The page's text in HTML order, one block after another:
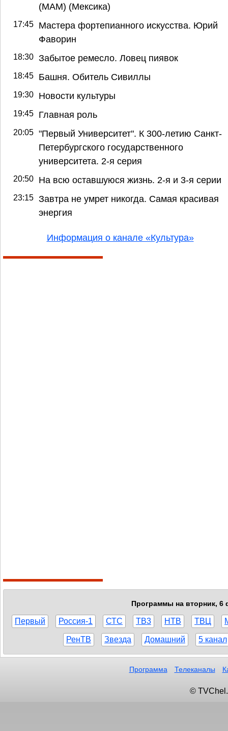
(МАМ) (Мексика)
17:45
Мастера фортепианного искусства. Юрий
Фаворин
18:30 Забытое ремесло. Ловец пиявок
18:45 Башня. Обитель Сивиллы
19:30 Новости культуры
19:45 Главная роль
20:05 "Первый Университет". К 300-летию Санкт-
Петербургского государственного
университета. 2-я серия
20:50 На всю оставшуюся жизнь. 2-я и 3-я серии
23:15 Завтра не умрет никогда. Самая красивая
энергия
Информация о канале «Культура»
Программы на вторник, 6
Первый Россия-1 СТС ТВ3 НТВ ТВЦ
РенТВ Звезда Домашний 5 канал
Программа Телеканалы
©